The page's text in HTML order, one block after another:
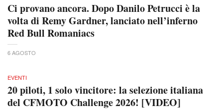
Ci provano ancora. Dopo Danilo Petrucci è la
volta di Remy Gardner, lanciato nell’inferno
Red Bull Romaniacs
6 AGOSTO
EVENTI
20 piloti, 1 solo vincitore: la selezione italiana
del CFMOTO Challenge 2026! [VIDEO]